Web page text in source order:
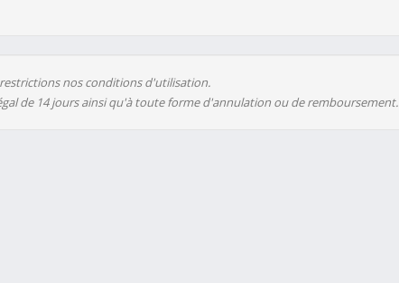
nos conditions d'utilisation.
de 14 jours ainsi qu'à toute forme d'annulation ou de remboursement.